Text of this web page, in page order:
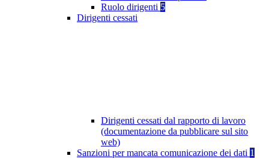
Ruolo dirigenti 5
Dirigenti cessati
Dirigenti cessati dal rapporto di lavoro
(documentazione da pubblicare sul sito
web)
Sanzioni per mancata comunicazione dei dati 1